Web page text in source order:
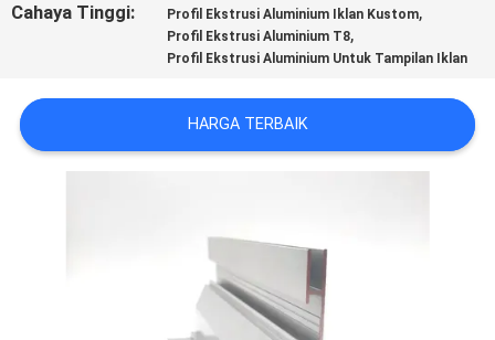
PERMINTAAN
SITEMAP
Cahaya Tinggi: Profil Ekstrusi Aluminium Iklan Kustom,
Profil Ekstrusi Aluminium T8,
Profil Ekstrusi Aluminium Untuk Tampilan Iklan
HARGA TERBAIK